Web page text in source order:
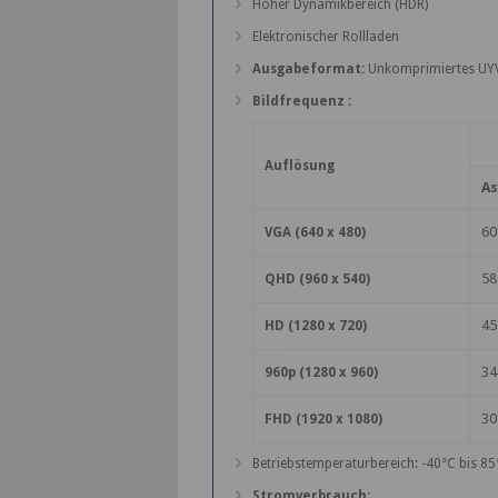
Hoher Dynamikbereich (HDR)
Elektronischer Rollladen
Ausgabeformat:Unkomprimiertes
Bildfrequenz :
Auflösung
VGA (640 x 480) 60
QHD (960 x 540) 58
HD (1280 x 720) 45
960p (1280 x 960) 34
FHD (1920 x 1080)
Betriebstemperaturbereich: -40°C bis